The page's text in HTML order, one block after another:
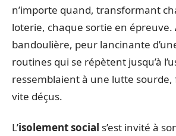
n’importe quand, transformant
loterie, chaque sortie en épreuve.
bandoulière, peur lancinante
routines qui se répètent jusqu’à
ressemblaient à une lutte sourde,
vite déçus.
L’isolement social s’est invité à